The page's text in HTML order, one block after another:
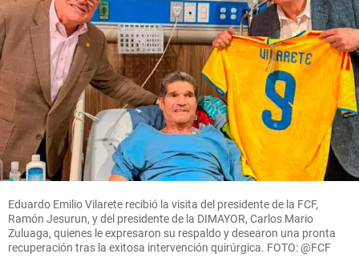
Eduardo Emilio Vilarete recibió la visita del presidente de la FCF,
Ramón Jesurun, y del presidente de la DIMAYOR, Carlos Mario
Zuluaga, quienes le expresaron su respaldo y desearon una pronta
recuperación tras la exitosa intervención quirúrgica. FOTO: @FCF